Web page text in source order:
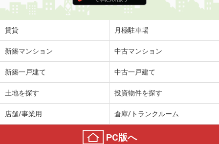
住 所
熊本県熊本市南区馬渡２丁目
専有面積
熊本県熊本市中央区九品寺３丁目
6.80万円
熊本県熊本市北区兎谷２丁目
賃貸 月極駐車場
新築マンション 中古マンション
新築一戸建て 中古一戸建て
土地を探す 投資物件を探す
店舗/事業用 倉庫/トランクルーム
PC版へ